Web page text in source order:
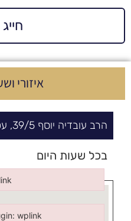
איזורי
הרב עובדיה יוסף 5/
39,
בכל שעות היום
wplink